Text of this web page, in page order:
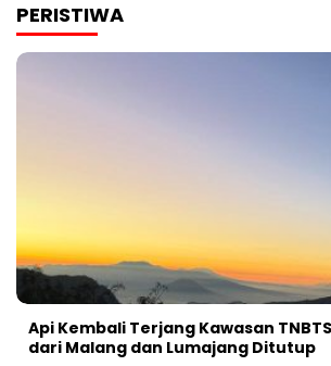
PERISTIWA
Api Kembali Terjang Kawasan
dari Malang dan Lumajang Ditutup